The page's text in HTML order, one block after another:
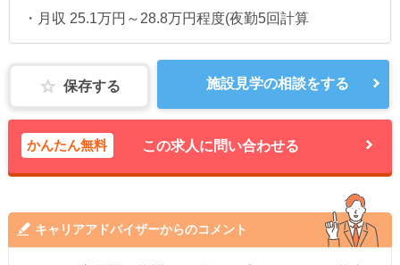
・月収 25.1万円～28.8万円程度(夜勤5回計算
保存する 施設見学の相談をする
かんたん無料 この求人に問い合わせる
キャリアアドバイザーからのコメント